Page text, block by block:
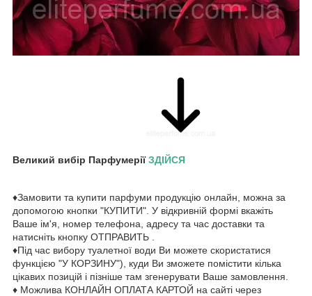
Великий вибір ПарфумеріїЗДІЙСЯ
♦Замовити та купити парфуми продукцію онлайн, можна за
допомогою кнопки "КУПИТИ". У відкривній формі вкажіть
Ваше ім'я, номер телефона, адресу та час доставки та
натисніть кнопку ОТПРАВИТЬ .
♦Під час вибору туалетної води Ви можете скористатися
функцією "У КОРЗИНУ"), куди Ви зможете помістити кілька
цікавих позицій і пізніше там згенерувати Ваше замовлення.
♦ Можлива КОНЛАЙН ОПЛАТА КАРТОЙ на сайті через